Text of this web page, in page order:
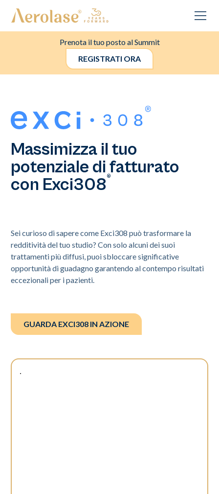
Prenota il tuo posto al Summit
REGISTRATI ORA
Massimizza il tuo
potenziale di fatturato
con Exci308®
Sei curioso di sapere come Exci308 può trasformare la
redditività del tuo studio? Con solo alcuni dei suoi
trattamenti più diffusi, puoi sbloccare significative
opportunità di guadagno garantendo al contempo risultati
eccezionali per i pazienti.
GUARDA EXCI308 IN AZIONE